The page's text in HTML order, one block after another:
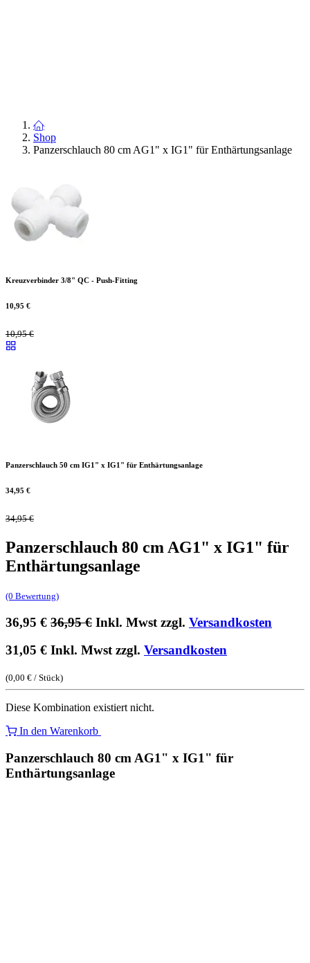
Shop
Panzerschlauch 80 cm AG1" x IG1" für Enthärtungsanlage
Kreuzverbinder 3/8" QC - Push-Fitting
10,95 €
10,95€
Panzerschlauch 50 cm IG1" x IG1" für Enthärtungsanlage
34,95 €
34,95€
Panzerschlauch 80 cm AG1" x IG1" für
Enthärtungsanlage
(0 Bewertung)
36,95 € 36,95€ Inkl. Mwst zzgl. Versandkosten
31,05 € Inkl. Mwst zzgl. Versandkosten
(0,00 € / Stück)
Diese Kombination existiert nicht.
In den Warenkorb
Panzerschlauch 80 cm AG1" x IG1" für
Enthärtungsanlage